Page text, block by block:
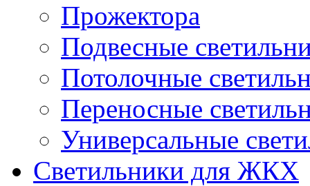
Прожектора
Подвесные
Потолочные
Переносные
Универсальные
Светильники для ЖКХ